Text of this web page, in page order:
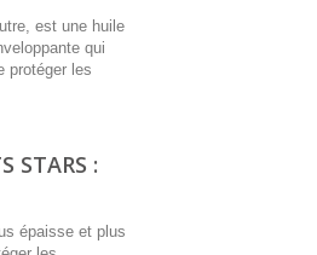
est une huile
qui
protéger les
STARS :
épaisse et plus